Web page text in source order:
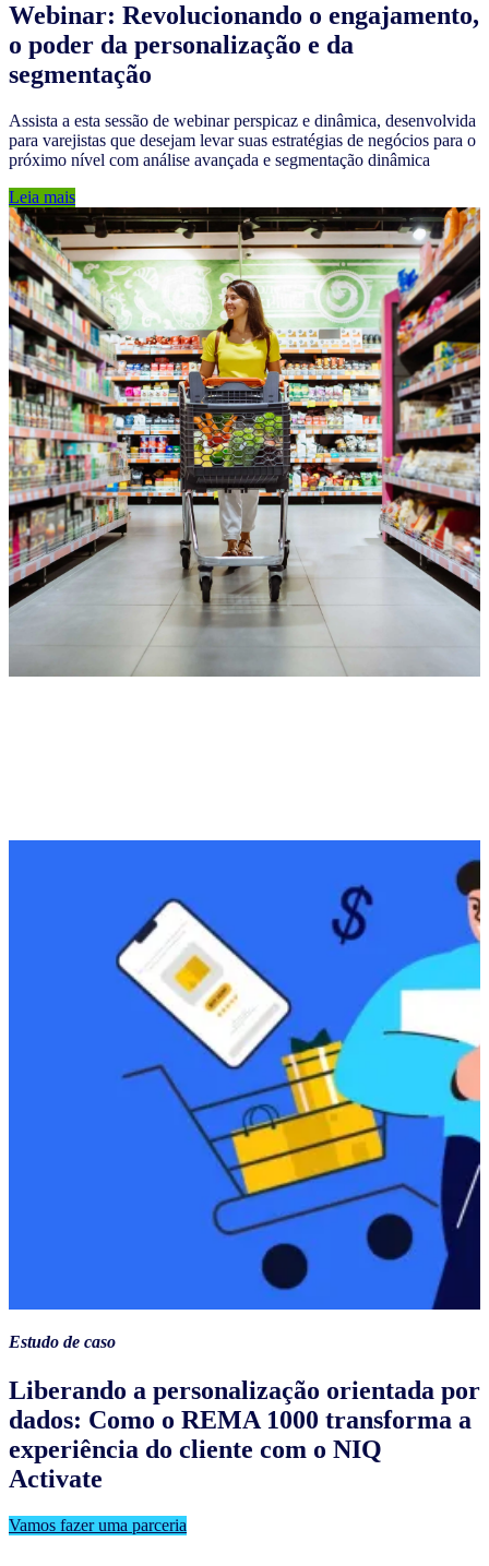
Webinar: Revolucionando o engajamento,
o poder da personalização e da
segmentação
Assista a esta sessão de webinar perspicaz e dinâmica, desenvolvida
para varejistas que desejam levar suas estratégias de negócios para o
próximo nível com análise avançada e segmentação dinâmica
Leia mais
Estudo de caso
Liberando a personalização orientada por
dados: Como o REMA 1000 transforma a
experiência do cliente com o NIQ
Activate
Vamos fazer uma parceria